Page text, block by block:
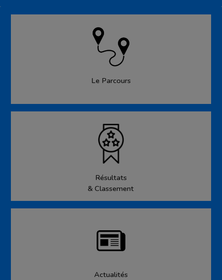
Le Parcours
Résultats
& Classement
Actualités